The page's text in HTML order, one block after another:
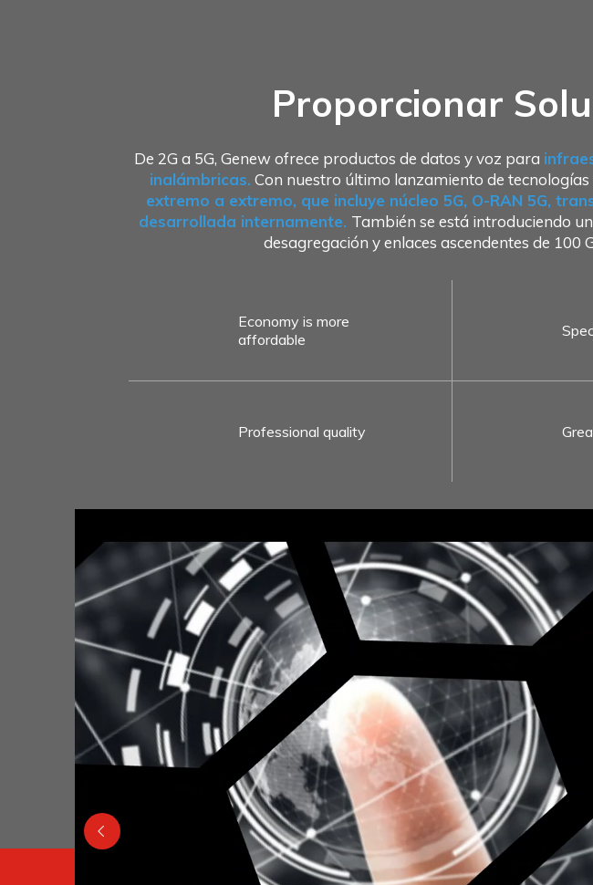
Proporcionar
De 2G a 5G, Genew ofrece productos de datos y voz para
inalámbricas. Con nuestro último lanzamiento de
extremo a extremo, que incluye núcleo 5G, O-RAN 5G,
desarrollada internamente. También se está introduciendo
desagregación y enlaces ascendentes de 100
Economy is more
affordable
Professional quality